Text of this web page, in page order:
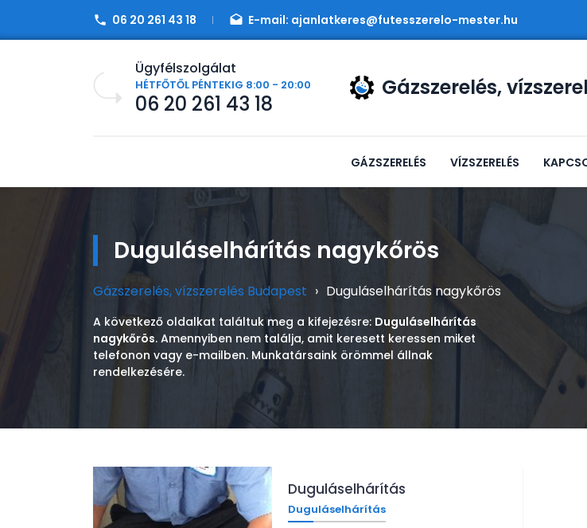
06 20 261 43 18 E-mail: ajanlatkeres@futesszerelo-mester.hu
Ügyfélszolgálat
HÉTFŐTŐL PÉNTEKIG 8:00 - 20:00
06 20 261 43 18
Gázszerelés,
GÁZSZERELÉS VÍZSZERELÉS
Duguláselhárítás nagykőrös
Gázszerelés, vízszerelés Budapest › Duguláselhárítás nagykőrös
A következő oldalkat találtuk meg a kifejezésre: Duguláselhárítás
nagykőrös. Amennyiben nem találja, amit keresett keressen miket
telefonon vagy e-mailben. Munkatársaink örömmel állnak
rendelkezésére.
Duguláselhárítás
Duguláselhárítás